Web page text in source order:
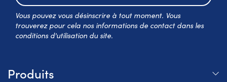
Vous pouvez vous désinscrire à tout moment. Vous
trouverez pour cela nos informations de contact dans les
conditions d'utilisation du site.
Produits